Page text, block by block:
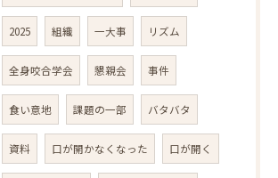
2025 組織 一大事 リズム
全身咬合学会 懇親会 事件
食い意地 課題の一部 バタバタ
資料 口が開かなくなった 口が開く